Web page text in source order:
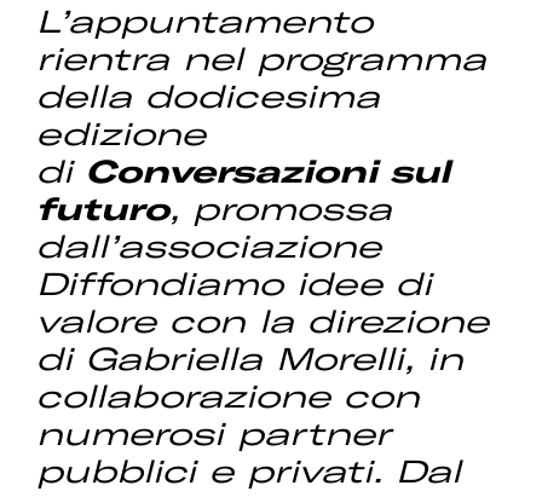
L’appuntamento
rientra nel programma
della dodicesima
edizione
di Conversazioni sul
futuro, promossa
dall’associazione
Diffondiamo idee di
valore con la direzione
di Gabriella Morelli, in
collaborazione con
numerosi partner
pubblici e privati. Dal